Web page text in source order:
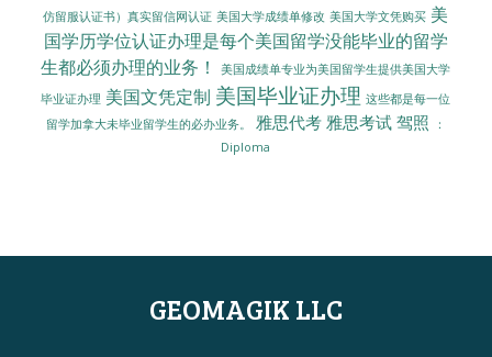
仿留服认证书）真实留信网认证 美国大学成绩单修改 美国大学文凭购买 美
国学历学位认证办理是每个美国留学没能毕业的留学
生都必须办理的业务！
美国成绩单专业为美国留学生提供美国大学
毕业证办理 美国文凭定制 美国毕业证办理 这些都是每一位
留学加拿大未毕业留学生的必办业务。
雅思代考 雅思考试 驾照
：
Diploma
GEOMAGIK LLC